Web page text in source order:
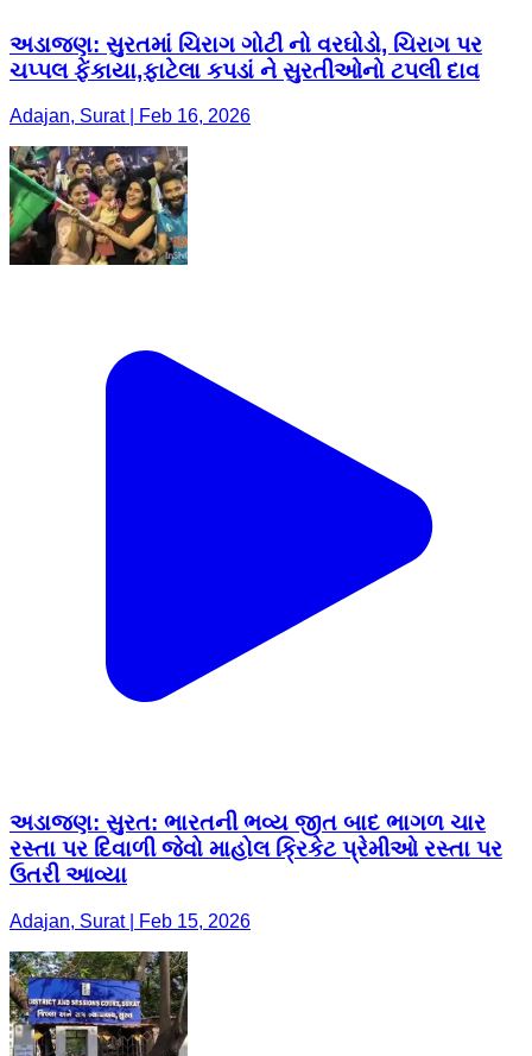
અડાજણ: સુરતમાં ચિરાગ ગોટી નો વરઘોડો, ચિરાગ પર
ચપ્પલ ફેંકાયા,ફાટેલા કપડાં ને સુરતીઓનો ટપલી દાવ
Adajan, Surat | Feb 16, 2026
અડાજણ: ​સુરત: ભારતની ભવ્ય જીત બાદ ભાગળ ચાર
રસ્તા પર દિવાળી જેવો માહોલ ક્રિકેટ પ્રેમીઓ રસ્તા પર
ઉતરી આવ્યા
Adajan, Surat | Feb 15, 2026